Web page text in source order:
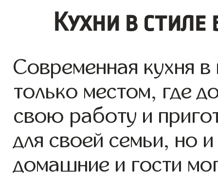
Кухни в
Современная кухня в
только местом, где
свою работу и
для своей семьи, но
домашние и гости